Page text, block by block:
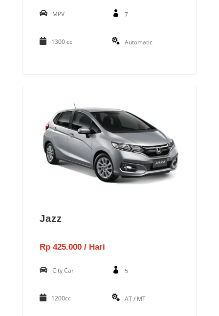
MPV 7
1300 cc Automatic
Jazz
Rp 425.000 / Hari
City Car 5
1200cc AT / MT